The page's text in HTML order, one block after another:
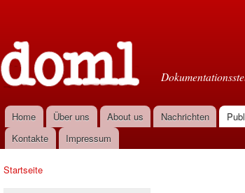
Hauptmenü
Home Über uns About us Nachrichten
Kontakte
Impressum
Startseite